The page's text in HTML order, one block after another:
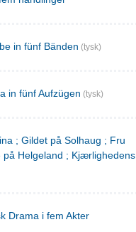
in fünf Bänden (tysk)
in fünf Aufzügen (tysk)
; Gildet på Solhaug ; Fru
Helgeland ; Kjærlighedens
Drama i fem Akter